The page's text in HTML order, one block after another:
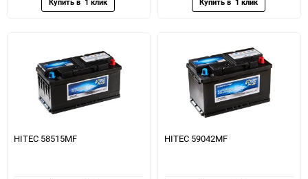
HITEC 58515MF HITEC 59042MF